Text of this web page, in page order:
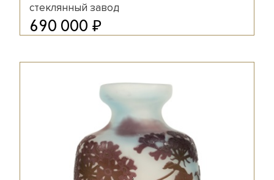
стеклянный завод
690 000 ₽